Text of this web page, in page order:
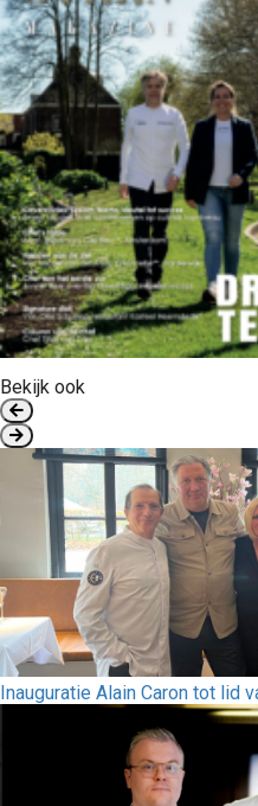
Bekijk ook
Inauguratie Alain Caron tot lid